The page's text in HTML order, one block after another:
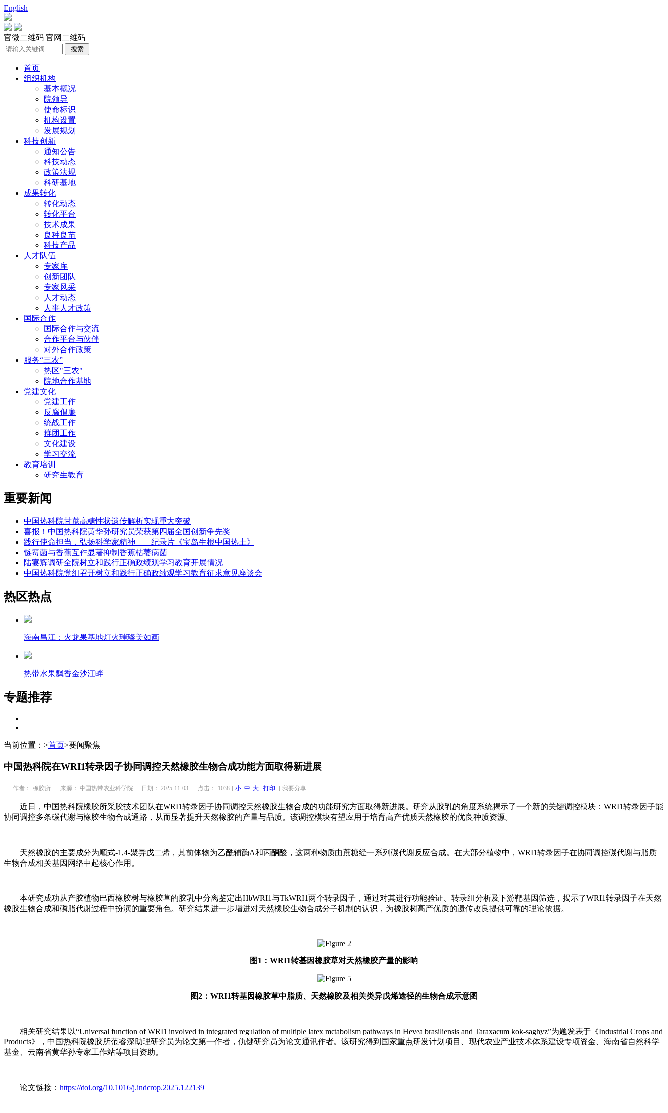
English
官微二维码 官网二维码
首页
组织机构
基本概况
院领导
使命标识
机构设置
发展规划
科技创新
通知公告
科技动态
政策法规
科研基地
成果转化
转化动态
转化平台
技术成果
良种良苗
科技产品
人才队伍
专家库
创新团队
专家风采
人才动态
人事人才政策
国际合作
国际合作与交流
合作平台与伙伴
对外合作政策
服务“三农”
热区"三农"
院地合作基地
党建文化
党建工作
反腐倡廉
统战工作
群团工作
文化建设
学习交流
教育培训
研究生教育
重要新闻
中国热科院甘蔗高糖性状遗传解析实现重大突破
喜报！中国热科院黄华孙研究员荣获第四届全国创新争先奖
践行使命担当，弘扬科学家精神——纪录片《宝岛生根中国热土》
链霉菌与香蕉互作显著抑制香蕉枯萎病菌
陆宴辉调研全院树立和践行正确政绩观学习教育开展情况
中国热科院党组召开树立和践行正确政绩观学习教育征求意见座谈会
热区热点
海南昌江：火龙果基地灯火璀璨美如画
热带水果飘香金沙江畔
专题推荐
当前位置： >首页>要闻聚焦
中国热科院在WRI1转录因子协同调控天然橡胶生物合成功能方面取得新进展
作者： 橡胶所 来源： 中国热带农业科学院 日期： 2025-11-03 点击： 1038 [ 小 中 大 打印 ] 我要分享
近日，中国热科院橡胶所采胶技术团队在WRI1转录因子协同调控天然橡胶生物合成的功能研究方面取得新进展。研究从胶乳的角度系统揭示了一个新的关键调控模块：WRI1转录因子能
协同调控多条碳代谢与橡胶生物合成通路，从而显著提升天然橡胶的产量与品质。该调控模块有望应用于培育高产优质天然橡胶的优良种质资源。
天然橡胶的主要成分为顺式-1,4-聚异戊二烯，其前体物为乙酰辅酶A和丙酮酸，这两种物质由蔗糖经一系列碳代谢反应合成。在大部分植物中，WRI1转录因子在协同调控碳代谢与脂质
生物合成相关基因网络中起核心作用。
本研究成功从产胶植物巴西橡胶树与橡胶草的胶乳中分离鉴定出HbWRI1与TkWRI1两个转录因子，通过对其进行功能验证、转录组分析及下游靶基因筛选，揭示了WRI1转录因子在天然
橡胶生物合成和磷脂代谢过程中扮演的重要角色。研究结果进一步增进对天然橡胶生物合成分子机制的认识，为橡胶树高产优质的遗传改良提供可靠的理论依据。
图1：WRI1转基因橡胶草对天然橡胶产量的影响
图2：WRI1转基因橡胶草中脂质、天然橡胶及相关类异戊烯途径的生物合成示意图
相关研究结果以“Universal function of WRI1 involved in integrated regulation of multiple latex metabolism pathways in Hevea brasiliensis and Taraxacum kok-saghyz”为题发表于《Industrial Crops and
Products》，中国热科院橡胶所范睿深助理研究员为论文第一作者，仇键研究员为论文通讯作者。该研究得到国家重点研发计划项目、现代农业产业技术体系建设专项资金、海南省自然科学
基金、云南省黄华孙专家工作站等项目资助。
论文链接： https://doi.org/10.1016/j.indcrop.2025.122139